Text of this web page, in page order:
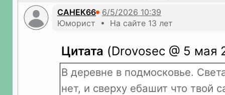
САНЕК66
Юморист • На сайте 13 лет
Цитата (Drovosec @ 5 мая
В деревне в подмосковье.
нет, и сверху ебашит что твой